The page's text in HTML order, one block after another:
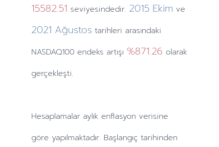
15582.51 seviyesindedir. 2015 Ekim ve
2021 Ağustos tarihleri arasındaki
NASDAQ100 endeks artışı %871.26 olarak
gerçekleşti.
Hesaplamalar aylık enflasyon verisine
göre yapılmaktadır. Başlangıç tarihinden